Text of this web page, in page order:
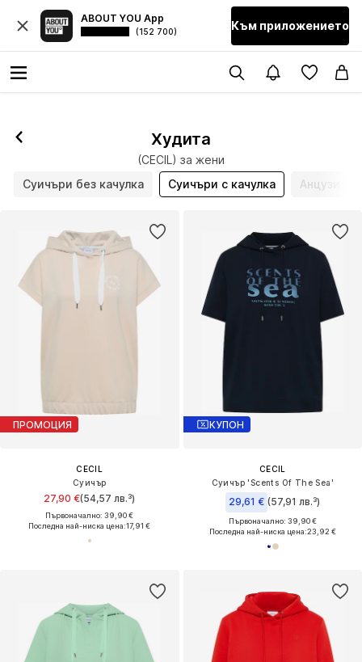
ABOUT YOU App
(152 700) Към приложението
Худита
(CECIL) за жени
Суичъри без качулка
Суичъри с качулка Анцузи
ПРОМОЦИЯ
CECIL
Суичър
27,90 €(54,57 лв.³)
Първоначално: 39,90 €
Последна най-ниска цена:17,91 €
КУПОН
CECIL
Суичър 'Scents Of The Sea'
29,61 € (57,91 лв.³)
Първоначално: 39,90 €
Последна най-ниска цена:23,92 €